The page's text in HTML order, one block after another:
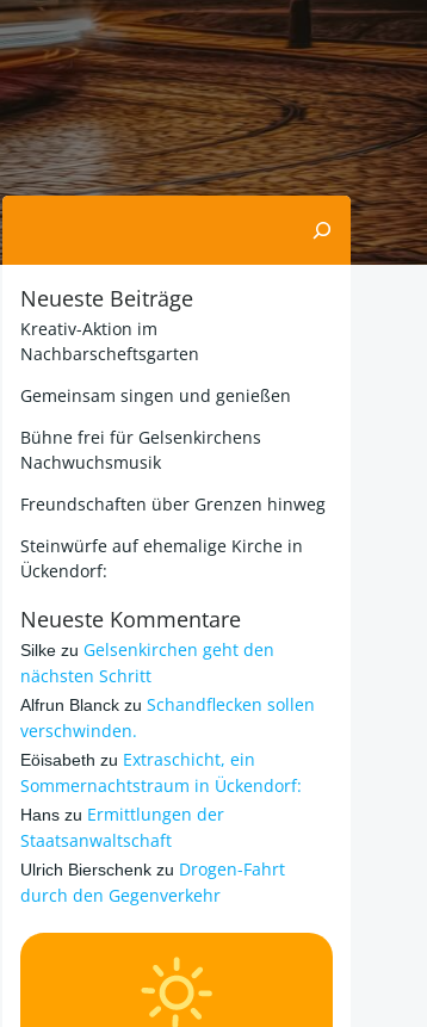
Suchen
Neueste Beiträge
Kreativ-Aktion im
Nachbarscheftsgarten
Gemeinsam singen und genießen
Bühne frei für Gelsenkirchens
Nachwuchsmusik
Freundschaften über Grenzen hinweg
Steinwürfe auf ehemalige Kirche in
Ückendorf:
Neueste Kommentare
Silke zu Gelsenkirchen geht den
nächsten Schritt
Alfrun Blanck zu Schandflecken sollen
verschwinden.
Eöisabeth zu Extraschicht, ein
Sommernachtstraum in Ückendorf:
Hans zu Ermittlungen der
Staatsanwaltschaft
Ulrich Bierschenk zu Drogen-Fahrt
durch den Gegenverkehr